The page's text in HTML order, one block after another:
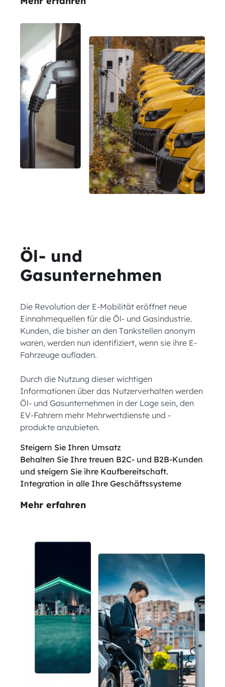
Öl- und
Gasunternehmen
Die Revolution der E-Mobilität eröffnet neue
Einnahmequellen für die Öl- und Gasindustrie.
Kunden, die bisher an den Tankstellen anonym
waren, werden nun identifiziert, wenn sie ihre E-
Fahrzeuge aufladen.
Durch die Nutzung dieser wichtigen
Informationen über das Nutzerverhalten werden
Öl- und Gasunternehmen in der Lage sein, den
EV-Fahrern mehr Mehrwertdienste und -
produkte anzubieten.
Steigern Sie Ihren Umsatz
Behalten Sie Ihre treuen B2C- und B2B-Kunden
und steigern Sie ihre Kaufbereitschaft.
Integration in alle Ihre Geschäftssysteme
Mehr erfahren